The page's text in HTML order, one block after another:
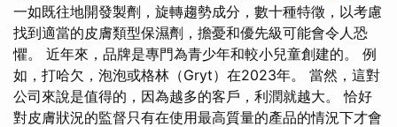
一如既往地開發製劑，旋轉趨勢成分，數十種特徵，以考慮
找到適當的皮膚類型保濕劑，擔憂和優先級可能會令人恐
懼。 近年來，品牌是專門為青少年和較小兒童創建的。 例
如，打哈欠，泡泡或格林（Gryt）在2023年。 當然，這對
公司來說是值得的，因為越多的客戶，利潤就越大。 恰好
對皮膚狀況的監督只有在使用最高質量的產品的情況下才會